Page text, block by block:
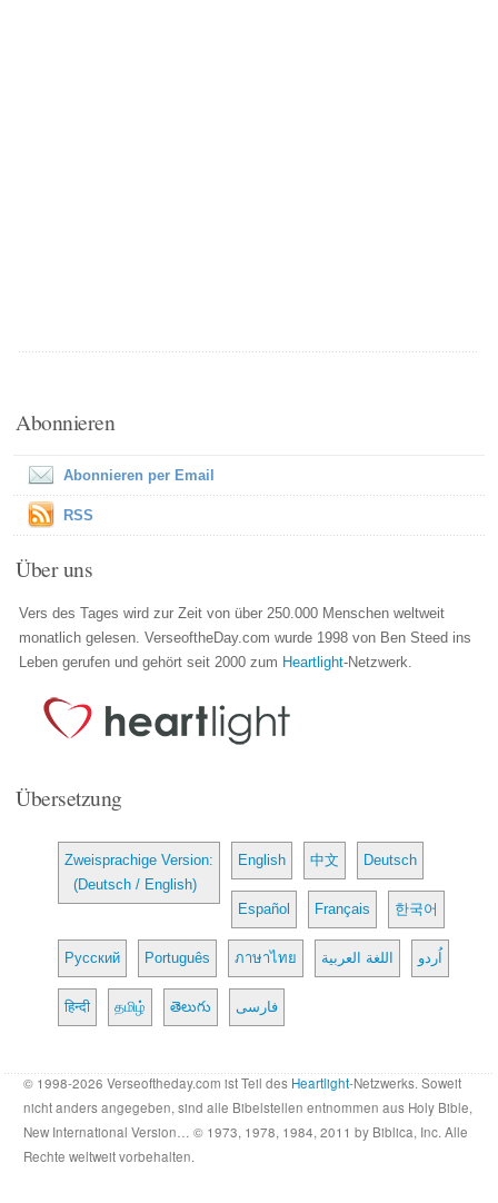
Abonnieren
Abonnieren per Email
RSS
Über uns
Vers des Tages wird zur Zeit von über 250.000 Menschen weltweit
monatlich gelesen. VerseoftheDay.com wurde 1998 von Ben Steed ins
Leben gerufen und gehört seit 2000 zum Heartlight-Netzwerk.
Übersetzung
Zweisprachige Version:
(Deutsch / English)
English 中文 Deutsch
Español Français 한국어
Русский Português ภาษาไทย اللغة العربية اُردو
हिन्दी தமிழ் తెలుగు فارسی
© 1998-2026 Verseoftheday.com ist Teil des Heartlight-Netzwerks. Soweit
nicht anders angegeben, sind alle Bibelstellen entnommen aus Holy Bible,
New International Version… © 1973, 1978, 1984, 2011 by Biblica, Inc. Alle
Rechte weltweit vorbehalten.